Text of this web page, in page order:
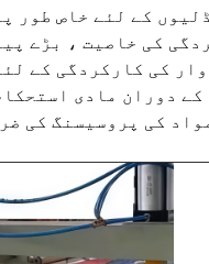
کے لئے خاص طور
کی کارکردگی کے
دوران مادی
کی پروسیسنگ کی